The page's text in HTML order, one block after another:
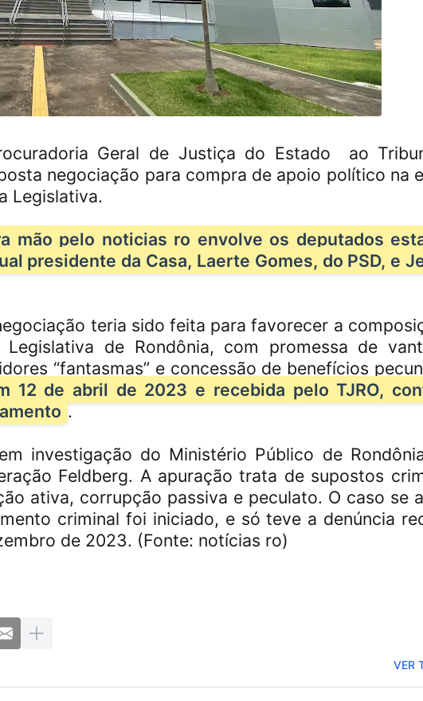
Geral de Justiça do Estado ao
negociação para compra de apoio político na
Legislativa.
mão pelo noticias ro envolve os deputados
presidente da Casa, Laerte Gomes, do PSD, e
teria sido feita para favorecer a
de Rondônia, com promessa de
“fantasmas” e concessão de benefícios
12 de abril de 2023 e recebida pelo TJRO,
.
investigação do Ministério Público de
Feldberg. A apuração trata de supostos
ativa, corrupção passiva e peculato. O caso se
criminal foi iniciado, e só teve a denúncia
de 2023. (Fonte: notícias ro)
VER
Congresso
trabalhos nesta